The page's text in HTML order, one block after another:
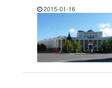
2015-01-16